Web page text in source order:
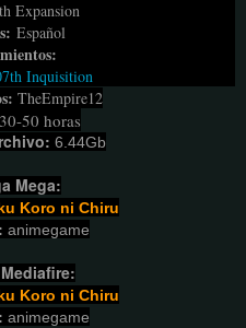
Expansion
Español
Inquisition
TheEmpire12
30-50 horas
6.44Gb
Mega:
Koro ni Chiru
animegame
Koro ni Chiru
animegame